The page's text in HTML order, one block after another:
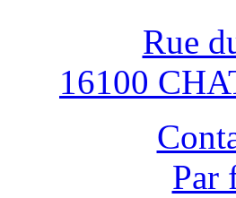
Rue
16100
Par